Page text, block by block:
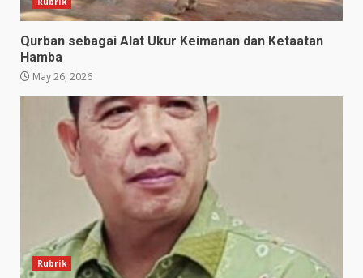
Qurban sebagai Alat Ukur Keimanan dan Ketaatan
Hamba
May 26, 2026
Rubrik